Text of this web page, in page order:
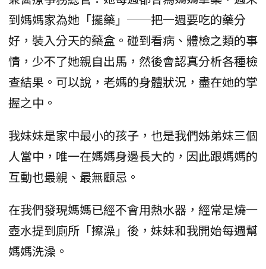
到媽媽家為她「擺藥」──把一週要吃的藥分
好，裝入分天的藥盒。碰到看病、體檢之類的事
情，少不了她親自出馬，然後會認真分析各種檢
查結果。可以說，老媽的身體狀況，盡在她的掌
握之中。
我妹妹是家中最小的孩子，也是我們姊弟妹三個
人當中，唯一在媽媽身邊長大的，因此跟媽媽的
互動也最親、最無顧忌。
在我們發現媽媽已經不會用熱水器，經常是燒一
壺水提到廁所「擦澡」後，妹妹和我開始每週幫
媽媽洗澡。